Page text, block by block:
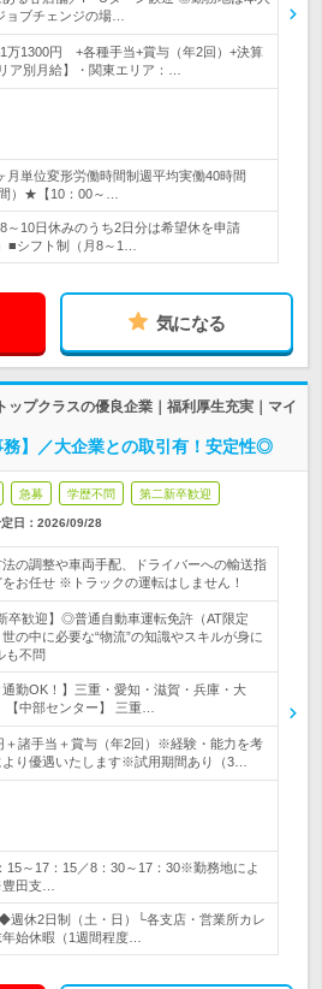
ブチェンジの場…
万1300円 +各種手当+賞与（年2回）+決算
ア別月給】・関東エリア：…
単位変形労働時間制週平均実働40時間
）★【10：00～…
10日休みのうち2日分は希望休を申請
■シフト制（月8～1…
気になる
ップクラスの優良企業｜福利厚生充実｜マイ
】／大企業との取引有！安定性◎
急募 学歴不問 第二新卒歓迎
日： 2026/09/28
法の調整や車両手配、ドライバーへの輸送指
お任せ ※トラックの運転はしません！
卒歓迎】◎普通自動車運転免許（AT限定
の中に必要な“物流”の知識やスキルが身に
も不問
通勤OK！】三重・愛知・滋賀・兵庫・大
【中部センター】 三重…
＋諸手当＋賞与（年2回）※経験・能力を考
り優遇いたします※試用期間あり（3…
15～17：15／8：30～17：30※勤務地によ
田支…
週休2日制（土・日）└各支店・営業所カレ
始休暇（1週間程度…